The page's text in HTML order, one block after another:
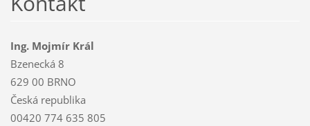
Ing. Mojmír Král
Bzenecká 8
629 00 BRNO
Česká republika
00420 774 635 805